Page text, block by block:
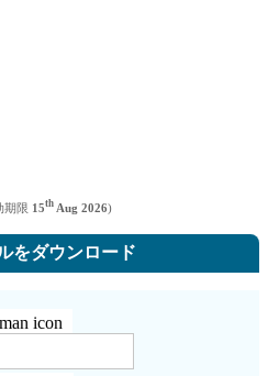
期限 15th Aug 2026)
をダウンロード